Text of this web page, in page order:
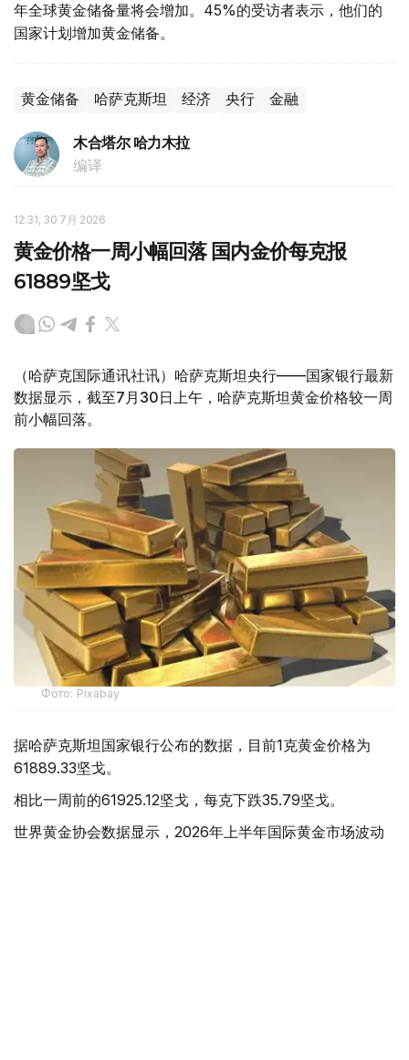
年全球黄金储备量将会增加。45%的受访者表示，他们的
国家计划增加黄金储备。
黄金储备 哈萨克斯坦 经济 央行 金融
木合塔尔 哈力木拉
编译
12:31, 30 7月 2026
黄金价格一周小幅回落 国内金价每克报
61889坚戈
（哈萨克国际通讯社讯）哈萨克斯坦央行——国家银行最新
数据显示，截至7月30日上午，哈萨克斯坦黄金价格较一周
前小幅回落。
Фото: Pixabay
据哈萨克斯坦国家银行公布的数据，目前1克黄金价格为
61889.33坚戈。
相比一周前的61925.12坚戈，每克下跌35.79坚戈。
世界黄金协会数据显示，2026年上半年国际黄金市场波动